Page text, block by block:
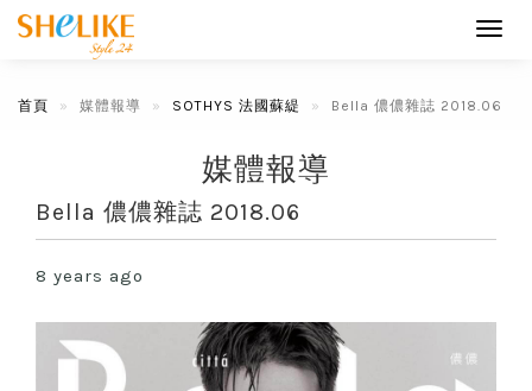
首頁 媒體報導 SOTHYS 法國蘇緹 Bella 儂儂雜誌 2018.06
媒體報導
Bella 儂儂雜誌 2018.06
8 years ago